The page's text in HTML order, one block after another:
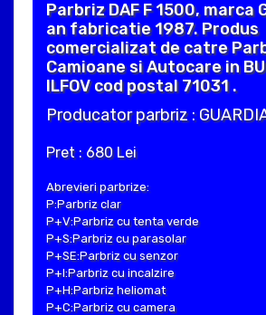
Parbriz DAF F 1500, marca
an fabricatie 1987. Produs
comercializat de catre
Camioane si Autocare in
ILFOV cod postal 71031 .
Producator parbriz :
Pret : 680 Lei
Abrevieri parbrize:
P:Parbriz clar
P+V:Parbriz cu tenta verde
P+S:Parbriz cu parasolar
P+SE:Parbriz cu senzor
P+I:Parbriz cu incalzire
P+H:Parbriz heliomat
P+C:Parbriz cu camera